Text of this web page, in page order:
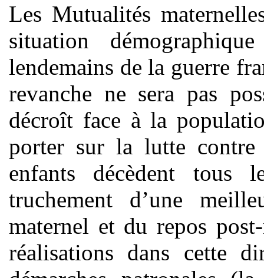
Les Mutualités
situation
lendemains de la guerre
revanche ne sera pas
décroît face à la
porter sur la lutte
enfants décèdent tous
truchement d’une
maternel et du repos
réalisations dans cette